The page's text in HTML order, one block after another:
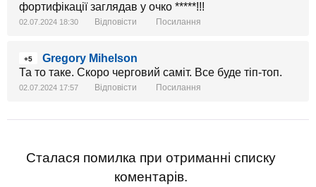
фортифікації заглядав у очко *****!!!
02.07.2024 18:30 Відповісти Посилання
+5
Gregory Mihelson
Та то таке. Скоро черговий саміт. Все буде тіп-топ.
02.07.2024 17:57 Відповісти Посилання
Сталася помилка при отриманні списку
коментарів.